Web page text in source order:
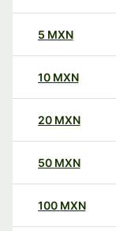
5 MXN
10 MXN
20 MXN
50 MXN
100 MXN